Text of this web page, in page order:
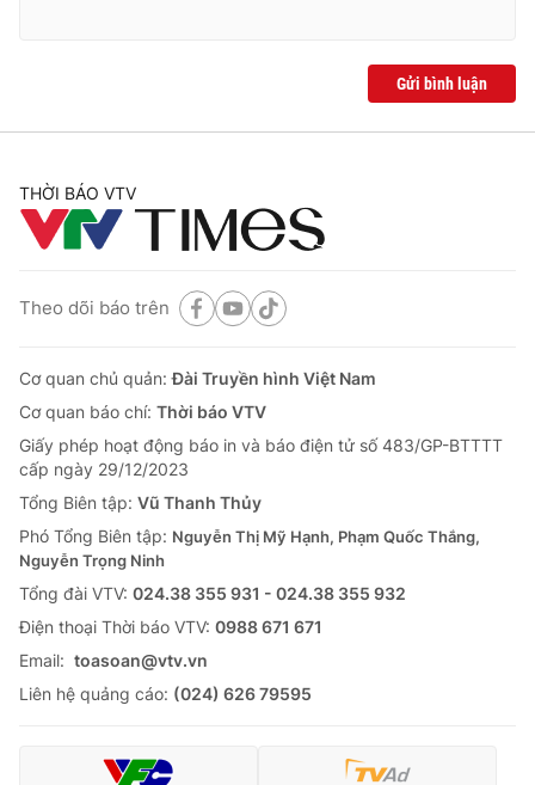
Gửi bình luận
THỜI BÁO VTV
Theo dõi báo trên
Cơ quan chủ quản:Đài Truyền hình Việt Nam
Cơ quan báo chí: Thời báo VTV
Giấy phép hoạt động báo in và báo điện tử số 483/GP-BTTTT
cấp ngày 29/12/2023
Tổng Biên tập: Vũ Thanh Thủy
Phó Tổng Biên tập: Nguyễn Thị Mỹ Hạnh, Phạm Quốc Thắng,
Nguyễn Trọng Ninh
Tổng đài VTV: 024.38 355 931 - 024.38 355 932
Ðiện thoại Thời báo VTV: 0988 671 671
Email: toasoan@vtv.vn
Liên hệ quảng cáo: (024) 626 79595